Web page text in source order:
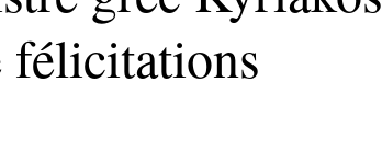
félicitations